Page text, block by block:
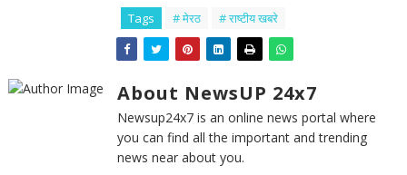
Tags # मेरठ # राष्टीय खबरे
About NewsUP 24x7
Newsup24x7 is an online news portal where
you can find all the important and trending
news near about you.